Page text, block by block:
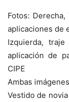
Fotos:
aplicaciones de
Izquierda,
aplicación de
CIPE
Ambas
Vestido de